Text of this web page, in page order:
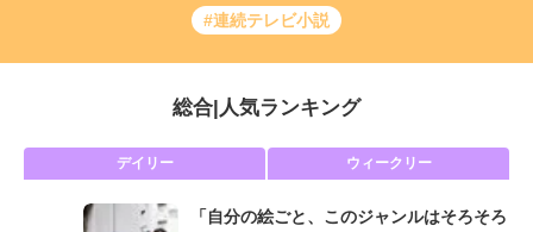
#連続テレビ小説
総合 人気ランキング
デイリー ウィークリー
「自分の絵ごと、このジャンルはそろそろ